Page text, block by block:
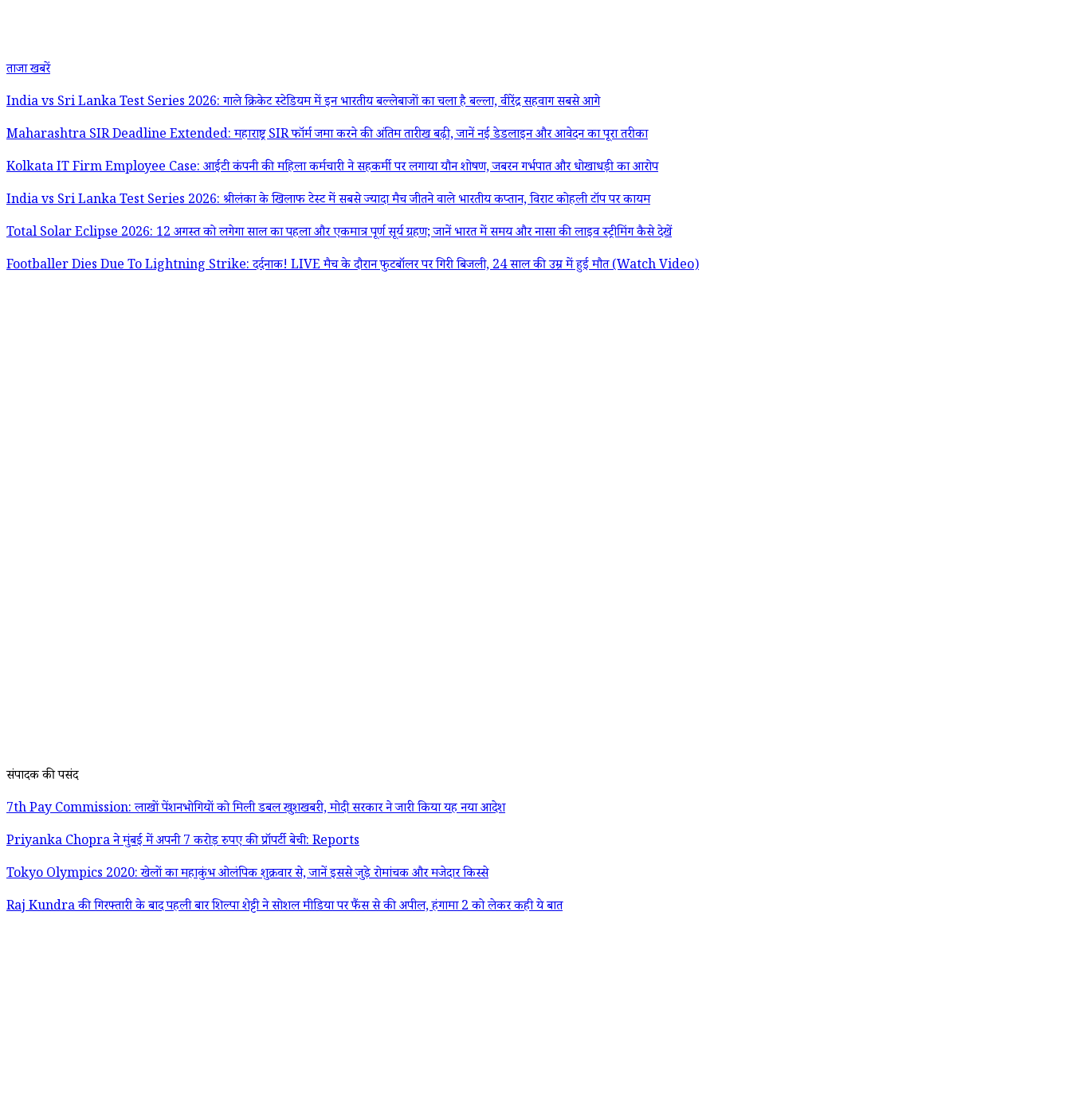
ताजा खबरें
India vs Sri Lanka Test Series 2026: गाले क्रिकेट स्टेडियम में इन भारतीय बल्लेबाजों का चला है बल्ला, वीरेंद्र सहवाग सबसे आगे
Maharashtra SIR Deadline Extended: महाराष्ट्र SIR फॉर्म जमा करने की अंतिम तारीख बढ़ी, जानें नई डेडलाइन और आवेदन का पूरा तरीका
Kolkata IT Firm Employee Case: आईटी कंपनी की महिला कर्मचारी ने सहकर्मी पर लगाया यौन शोषण, जबरन गर्भपात और धोखाधड़ी का आरोप
India vs Sri Lanka Test Series 2026: श्रीलंका के खिलाफ टेस्ट में सबसे ज्यादा मैच जीतने वाले भारतीय कप्तान, विराट कोहली टॉप पर कायम
Total Solar Eclipse 2026: 12 अगस्त को लगेगा साल का पहला और एकमात्र पूर्ण सूर्य ग्रहण; जानें भारत में समय और नासा की लाइव स्ट्रीमिंग कैसे देखें
Footballer Dies Due To Lightning Strike: दर्दनाक! LIVE मैच के दौरान फुटबॉलर पर गिरी बिजली, 24 साल की उम्र में हुई मौत (Watch Video)
संपादक की पसंद
7th Pay Commission: लाखों पेंशनभोगियों को मिली डबल खुशखबरी, मोदी सरकार ने जारी किया यह नया आदेश
Priyanka Chopra ने मुंबई में अपनी 7 करोड़ रुपए की प्रॉपर्टी बेची: Reports
Tokyo Olympics 2020: खेलों का महाकुंभ ओलंपिक शुक्रवार से, जानें इससे जुड़े रोमांचक और मजेदार किस्से
Raj Kundra की गिरफ्तारी के बाद पहली बार शिल्पा शेट्टी ने सोशल मीडिया पर फैंस से की अपील, हंगामा 2 को लेकर कही ये बात